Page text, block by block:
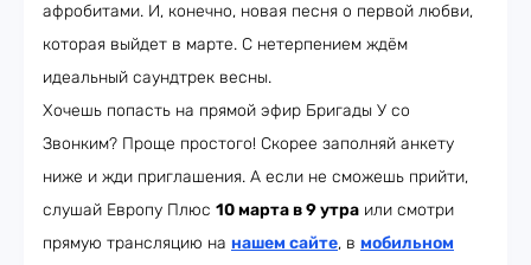
афробитами. И, конечно, новая песня о первой любви,
которая выйдет в марте. С нетерпением ждём
идеальный саундтрек весны.
Хочешь попасть на прямой эфир Бригады У со
Звонким? Проще простого! Скорее заполняй анкету
ниже и жди приглашения. А если не сможешь прийти,
слушай Европу Плюс 10 марта в 9 утра или смотри
прямую трансляцию на нашем сайте, в мобильном